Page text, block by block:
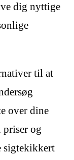
dig nyttige
til at
over dine
priser og
sigtekikkert